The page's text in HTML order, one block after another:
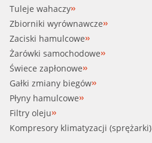
Tuleje wahaczy
Zbiorniki wyrównawcze
Zaciski hamulcowe
Żarówki samochodowe
Świece zapłonowe
Gałki zmiany biegów
Płyny hamulcowe
Filtry oleju
Kompresory klimatyzacji (sprężarki)